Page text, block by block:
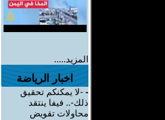
المزيد.....
اخبار الرياضة
- -لا يمكنكم تحقيق
ذلك-.. فيفا ينتقد
محاولات تقويض